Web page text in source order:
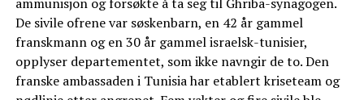
De sivile ofrene var søskenbarn, en 42 år gammel
franskmann og en 30 år gammel israelsk-tunisier,
opplyser departementet, som ikke navngir de to. Den
franske ambassaden i Tunisia har etablert kriseteam og